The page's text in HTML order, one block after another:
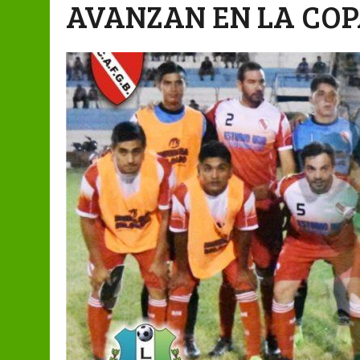
AVANZAN EN LA